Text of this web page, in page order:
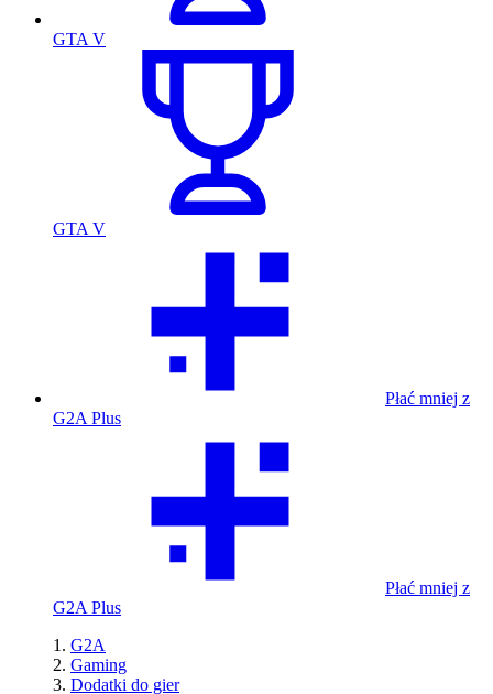
GTA V
GTA V
Płać mniej z
G2A Plus
Płać mniej z
G2A Plus
G2A
Gaming
Dodatki do gier